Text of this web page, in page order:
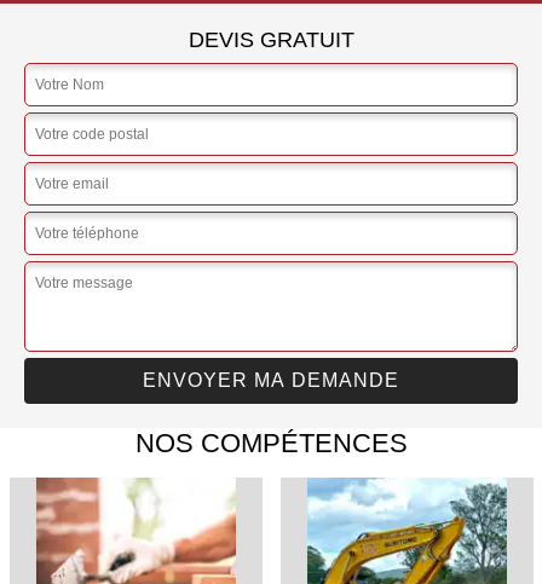
DEVIS GRATUIT
NOS COMPÉTENCES